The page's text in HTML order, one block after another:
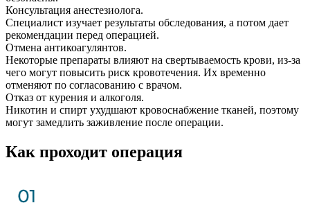
Консультация анестезиолога.
Специалист изучает результаты обследования, а потом дает
рекомендации перед операцией.
Отмена антикоагулянтов.
Некоторые препараты влияют на свертываемость крови, из-за
чего могут повысить риск кровотечения. Их временно
отменяют по согласованию с врачом.
Отказ от курения и алкоголя.
Никотин и спирт ухудшают кровоснабжение тканей, поэтому
могут замедлить заживление после операции.
Как проходит операция